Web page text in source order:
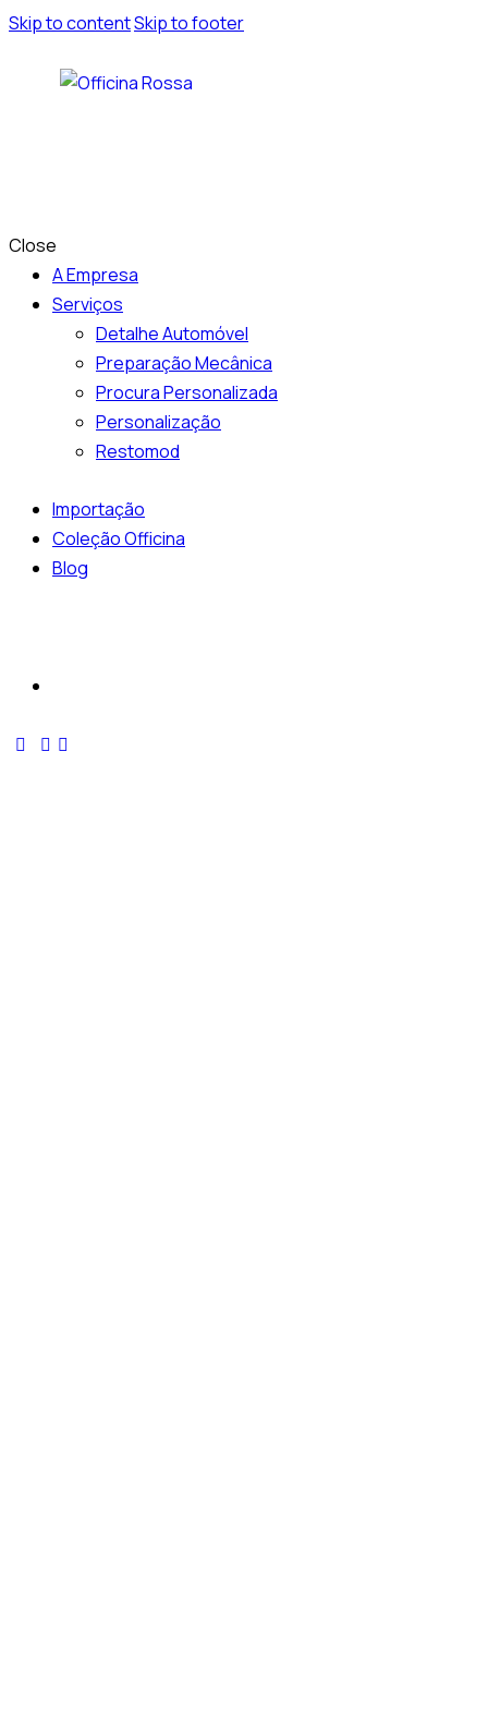
Skip to contentSkip to footer
Close
A Empresa
Serviços
Detalhe Automóvel
Preparação Mecânica
Procura Personalizada
Personalização
Restomod
Importação
Coleção Officina
Blog